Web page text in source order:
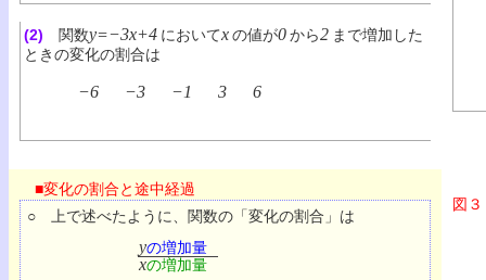
(2) 関数y=−3x+4 においてxの値が0から2 まで増加した
ときの変化の割合は
−6 −3 −1 3 6
■変化の割合と途中経過
○ 上で述べたように、関数の「変化の割合」は
yの増加量
xの増加量
図３